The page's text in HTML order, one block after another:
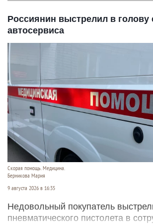
Россиянин выстрелил в голову
автосервиса
Скорая помощь. Медицина.
Берникова Мария
9 августа 2026 в 16:35
Недовольный покупатель
пневматического пистолета в